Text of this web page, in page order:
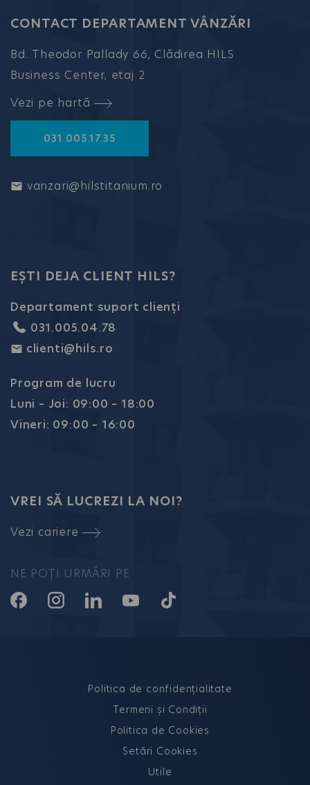
CONTACT DEPARTAMENT VÂNZĂRI
Bd. Theodor Pallady 66, Clădirea HILS
Business Center, etaj 2
Vezi pe hartă
031.005.17.35
vanzari@hilstitanium.ro
EȘTI DEJA CLIENT HILS?
Departament suport clienți
031.005.04.78
clienti@hils.ro
Program de lucru
Luni – Joi: 09:00 – 18:00
Vineri: 09:00 – 16:00
VREI SĂ LUCREZI LA NOI?
Vezi cariere
NE POȚI URMĂRI PE
Politica de confidențialitate
Termeni și Condiții
Politica de Cookies
Setări Cookies
Utile